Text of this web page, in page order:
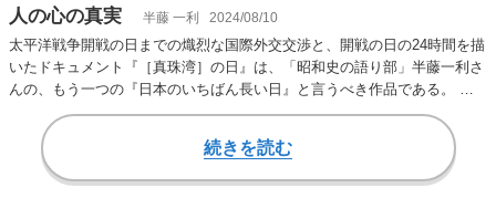
人の心の真実
半藤 一利 2024/08/10
太平洋戦争開戦の日までの熾烈な国際外交交渉と、開戦の日の24時間を描
いたドキュメント『［真珠湾］の日』は、「昭和史の語り部」半藤一利さ
んの、もう一つの『日本のいちばん長い日』と言うべき作品である。 本
書より一部抜粋…
続きを読む